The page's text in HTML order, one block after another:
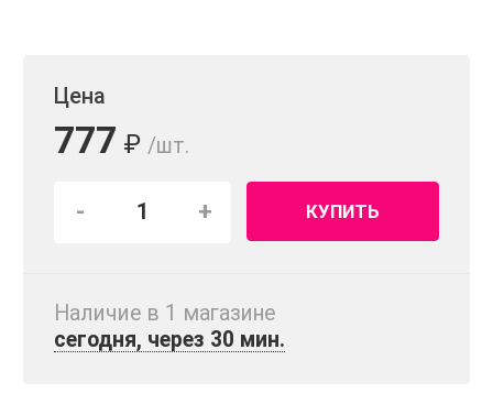
Цена
777 ₽ /шт.
- + КУПИТЬ
Наличие в 1 магазинe
сегодня, через 30 мин.